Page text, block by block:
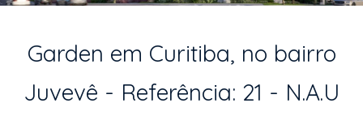
Garden em Curitiba, no bairro
Juvevê - Referência: 21 - N.A.U